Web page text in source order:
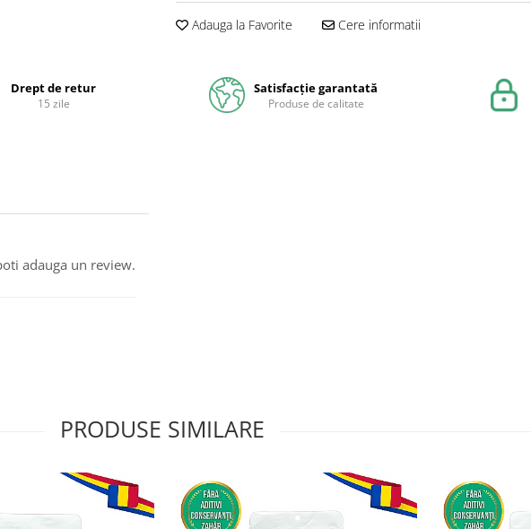
Adauga la Favorite Cere informatii
Drept de retur
15 zile
Satisfacție garantată
Produse de calitate
adauga un review.
PRODUSE SIMILARE